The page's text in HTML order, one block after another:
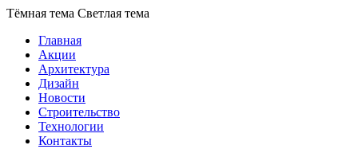
Тёмная тема Светлая тема
Главная
Акции
Архитектура
Дизайн
Новости
Строительство
Технологии
Контакты